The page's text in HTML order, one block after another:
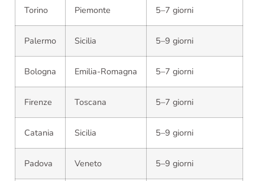
Torino Piemonte 5–7 giorni
Palermo Sicilia 5–9 giorni
Bologna Emilia-Romagna 5–7 giorni
Firenze Toscana 5–7 giorni
Catania Sicilia 5–9 giorni
Padova Veneto 5–9 giorni